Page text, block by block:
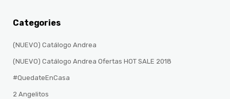
Categories
(NUEVO) Catálogo Andrea
(NUEVO) Catálogo Andrea Ofertas HOT SALE 2018
#QuedateEnCasa
2 Angelitos